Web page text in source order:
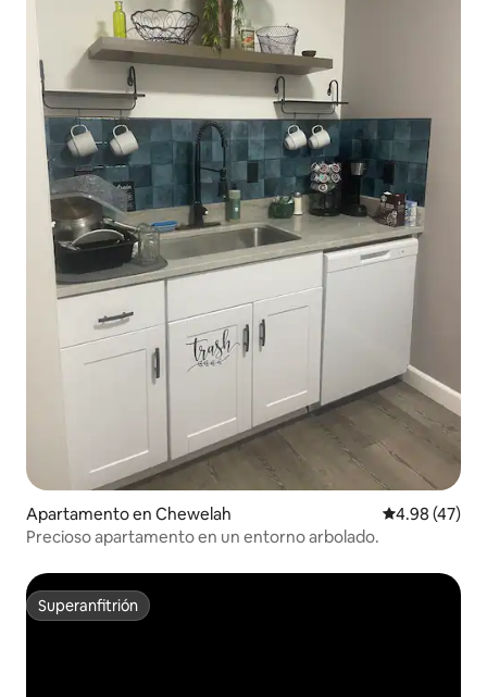
Apartamento en Chewelah Calificación
4.98 (47)
Precioso apartamento en un entorno arbolado.
Superanfitrión
Superanfitrión